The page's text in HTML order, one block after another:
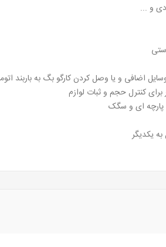
و ...
اضافی و یا وصل کردن کارگو بگ به باربند
کنترل حجم و ثبات لوازم
ای و سگک
یکدیگر